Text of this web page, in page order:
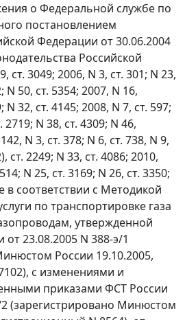
о Федеральной службе по
постановлением
Федерации от 30.06.2004
Российской
ст. 3049; 2006, N 3, ст. 301; N 23,
N 50, ст. 5354; 2007, N 16,
N 32, ст. 4145; 2008, N 7, ст. 597;
2719; N 38, ст. 4309; N 46,
N 3, ст. 378; N 6, ст. 738, N 9,
ст. 2249; N 33, ст. 4086; 2010,
N 25, ст. 3169; N 26, ст. 3350;
в соответствии с Методикой
по транспортировке газа
утвержденной
23.08.2005 N 388-э/1
России 19.10.2005,
с изменениями и
приказами ФСТ России
2 (зарегистрировано Минюстом